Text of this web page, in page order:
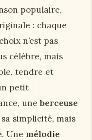
populaire,
: chaque
n’est pas
célèbre, mais
tendre et
petit
uneberceuse
simplicité, mais
Une mélodie